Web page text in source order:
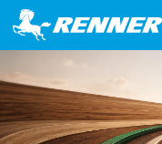
contenido